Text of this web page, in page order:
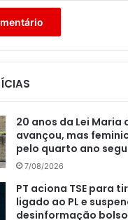
20 anos da Lei Maria
avançou, mas
pelo quarto ano
7/08/2026
PT aciona TSE para
ligado ao PL e
desinformação